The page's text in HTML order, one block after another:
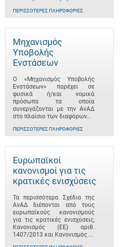
ΠΕΡΙΣΣΌΤΕΡΕΣ ΠΛΗΡΟΦΟΡΊΕΣ
Μηχανισμός
Υποβολής
Ενστάσεων
Ο «Μηχανισμός Υποβολής
Ενστάσεων» παρέχει σε
φυσικά ή/και νομικά
πρόσωπα τα οποία
συνεργάζονται με την ΑνΑΔ
στο πλαίσιο των διαφόρων...
ΠΕΡΙΣΣΌΤΕΡΕΣ ΠΛΗΡΟΦΟΡΊΕΣ
Ευρωπαϊκοί
κανονισμοί για τις
κρατικές ενισχύσεις
Τα περισσότερα Σχέδια της
ΑνΑΔ διέπονται από τους
ευρωπαϊκούς κανονισμούς
για τις κρατικές ενισχύσεις,
Κανονισμός (ΕΕ) αριθ.
1407/2013 και Κανονισμός ...